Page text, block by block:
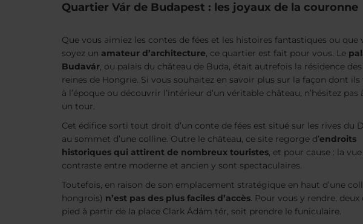
Quartier Vár de Budapest : les joyaux de la couronne
Que vous aimiez les contes de fées et les histoires fantastiques ou que
soyez un amateur d’architecture, ce quartier est fait pour vous. Le
Budavár, ou palais du château de Buda, était autrefois la résidence
reines de Hongrie. Si vous souhaitez en savoir plus sur la façon dont ils
à l’époque ou découvrir l’intérieur d’un véritable château, n’hésitez pas
un tour.
Cet édifice sorti tout droit d’un conte de fées est situé sur les rives du
au sommet d’une colline. Outre le château, ce site regorge d’endroits
historiques qui attirent de nombreux touristes, et pour cause : la
contraste entre moderne et ancien y sont spectaculaires.
Toutefois, en raison de son emplacement stratégique en haut d’une
hongrois) n’est pas des plus faciles d’accès. Pour vous y rendre,
pied à partir de la place Clark Ádám tér, soit prendre le funiculaire.